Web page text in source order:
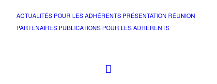
ACTUALITÉS POUR LES ADHÉRENTS PRÉSENTATION RÉUNION
PARTENAIRES PUBLICATIONS POUR LES ADHÉRENTS